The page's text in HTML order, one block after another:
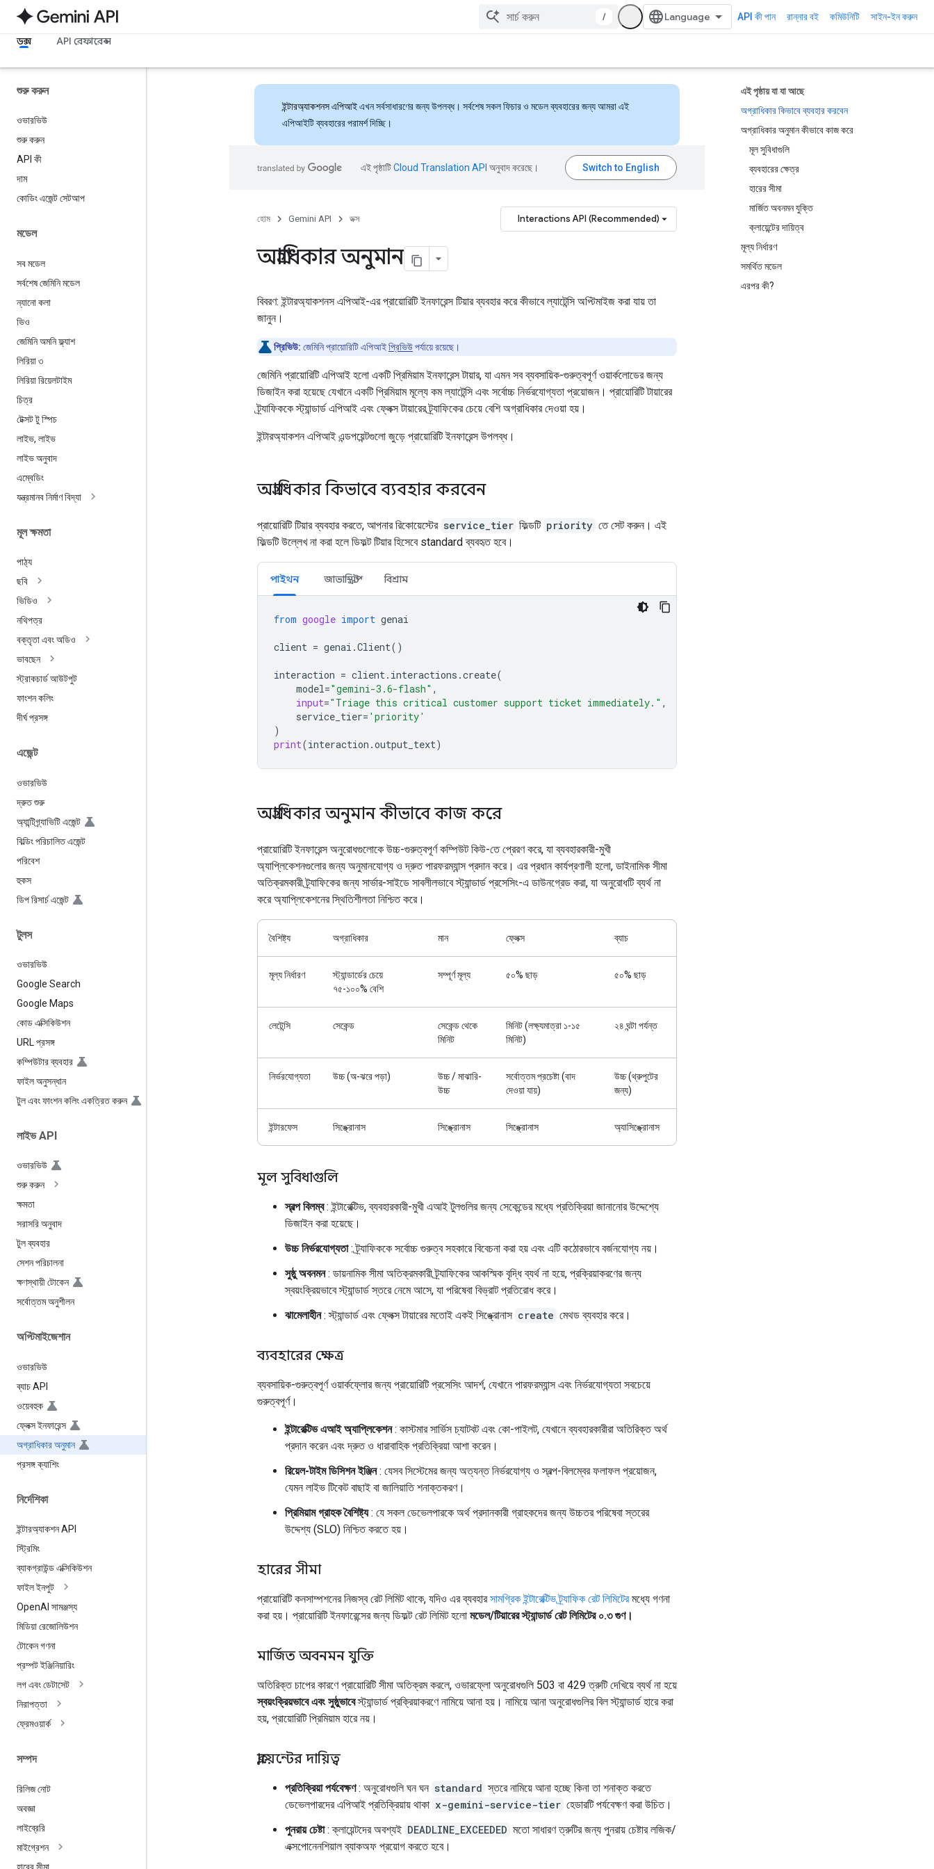
/ API কী পান রান্নার বই কমিউনিটি সাইন-ইন করুন
ডক্স API রেফারেন্স
শুরু করুন
ওভারভিউ
শুরু করুন
API কী
দাম
কোডিং এজেন্ট সেটআপ
মডেল
সব মডেল
সর্বশেষ জেমিনি মডেল
ন্যানো কলা
ভিও
জেমিনি অমনি ফ্ল্যাশ
লিরিয়া ৩
লিরিয়া রিয়েলটাইম
চিত্র
টেক্সট টু স্পিচ
লাইভ, লাইভ
লাইভ অনুবাদ
এম্বেডিং
যন্ত্রমানব নির্মাণ বিদ্যা
মূল ক্ষমতা
পাঠ্য
ছবি
ভিডিও
নথিপত্র
বক্তৃতা এবং অডিও
ভাবছেন
স্ট্রাকচার্ড আউটপুট
ফাংশন কলিং
দীর্ঘ প্রসঙ্গ
এজেন্ট
ওভারভিউ
দ্রুত শুরু
অ্যান্টিগ্র্যাভিটি এজেন্ট
বিল্ডিং পরিচালিত এজেন্ট
পরিবেশ
হুকস
ডিপ রিসার্চ এজেন্ট
টুলস
ওভারভিউ
Google Search
Google Maps
কোড এক্সিকিউশন
URL প্রসঙ্গ
কম্পিউটার ব্যবহার
ফাইল অনুসন্ধান
টুল এবং ফাংশন কলিং একত্রিত করুন
লাইভ API
ওভারভিউ
শুরু করুন
ক্ষমতা
সরাসরি অনুবাদ
টুল ব্যবহার
সেশন পরিচালনা
ক্ষণস্থায়ী টোকেন
সর্বোত্তম অনুশীলন
অপ্টিমাইজেশান
ওভারভিউ
ব্যাচ API
ওয়েবহুক
ফ্লেক্স ইনফারেন্স
অগ্রাধিকার অনুমান
প্রসঙ্গ ক্যাশিং
নির্দেশিকা
ইন্টারঅ্যাকশন API
স্ট্রিমিং
ব্যাকগ্রাউন্ড এক্সিকিউশন
ফাইল ইনপুট
OpenAI সামঞ্জস্য
মিডিয়া রেজোলিউশন
টোকেন গণনা
প্রম্পট ইঞ্জিনিয়ারিং
লগ এবং ডেটাসেট
নিরাপত্তা
ফ্রেমওয়ার্ক
সম্পদ
রিলিজ নোট
অবজ্ঞা
লাইব্রেরি
মাইগ্রেশন
হারের সীমা
এই পৃষ্ঠায় যা যা আছে
অগ্রাধিকার কিভাবে ব্যবহার করবেন
অগ্রাধিকার অনুমান কীভাবে কাজ করে
মূল সুবিধাগুলি
ব্যবহারের ক্ষেত্র
হারের সীমা
মার্জিত অবনমন যুক্তি
ক্লায়েন্টের দায়িত্ব
মূল্য নির্ধারণ
সমর্থিত মডেল
এরপর কী?
ইন্টারঅ্যাকশনস এপিআইএখন সর্বসাধারণের জন্য উপলব্ধ। সর্বশেষ সকল ফিচার ও মডেল ব্যবহারের জন্য আমরা এই
এপিআইটি ব্যবহারের পরামর্শ দিচ্ছি।
এই পৃষ্ঠাটিCloud Translation API অনুবাদ করেছে।
হোম Gemini API ডক্স Interactions API (Recommended)
অগ্রাধিকার অনুমান
বিবরণ: ইন্টারঅ্যাকশনস এপিআই-এর প্রায়োরিটি ইনফারেন্স টিয়ার ব্যবহার করে কীভাবে ল্যাটেন্সি অপ্টিমাইজ করা যায় তা
জানুন।
প্রিভিউ: জেমিনি প্রায়োরিটি এপিআইপ্রিভিউপর্যায়ে রয়েছে।
জেমিনি প্রায়োরিটি এপিআই হলো একটি প্রিমিয়াম ইনফারেন্স টায়ার, যা এমন সব ব্যবসায়িক-গুরুত্বপূর্ণ ওয়ার্কলোডের জন্য
ডিজাইন করা হয়েছে যেখানে একটি প্রিমিয়াম মূল্যে কম ল্যাটেন্সি এবং সর্বোচ্চ নির্ভরযোগ্যতা প্রয়োজন। প্রায়োরিটি টায়ারের
ট্র্যাফিককে স্ট্যান্ডার্ড এপিআই এবং ফ্লেক্স টায়ারের ট্র্যাফিকের চেয়ে বেশি অগ্রাধিকার দেওয়া হয়।
ইন্টারঅ্যাকশন এপিআই এন্ডপয়েন্টগুলো জুড়ে প্রায়োরিটি ইনফারেন্স উপলব্ধ।
অগ্রাধিকার কিভাবে ব্যবহার করবেন
প্রায়োরিটি টিয়ার ব্যবহার করতে, আপনার রিকোয়েস্টের service_tier ফিল্ডটি priority তে সেট করুন। এই
ফিল্ডটি উল্লেখ না করা হলে ডিফল্ট টিয়ার হিসেবে standard ব্যবহৃত হবে।
পাইথন জাভাস্ক্রিপ্ট বিশ্রাম
from google import genai
client = genai .Client()
interaction = client. interactions .create(
model="gemini-3.6-flash" ,
input="Triage this critical customer support ticket immediately." ,
service_tier= 'priority'
)
print(interaction .output_text)
অগ্রাধিকার অনুমান কীভাবে কাজ করে
প্রায়োরিটি ইনফারেন্স অনুরোধগুলোকে উচ্চ-গুরুত্বপূর্ণ কম্পিউট কিউ-তে প্রেরণ করে, যা ব্যবহারকারী-মুখী
অ্যাপ্লিকেশনগুলোর জন্য অনুমানযোগ্য ও দ্রুত পারফরম্যান্স প্রদান করে। এর প্রধান কার্যপ্রণালী হলো, ডাইনামিক সীমা
অতিক্রমকারী ট্র্যাফিকের জন্য সার্ভার-সাইডে সাবলীলভাবে স্ট্যান্ডার্ড প্রসেসিং-এ ডাউনগ্রেড করা, যা অনুরোধটি ব্যর্থ না
করে অ্যাপ্লিকেশনের স্থিতিশীলতা নিশ্চিত করে।
বৈশিষ্ট্য অগ্রাধিকার মান ফ্লেক্স ব্যাচ
মূল্য নির্ধারণ
স্ট্যান্ডার্ডের চেয়ে
৭৫-১০০% বেশি
সম্পূর্ণ মূল্য ৫০% ছাড় ৫০% ছাড়
লেটেন্সি সেকেন্ড
সেকেন্ড থেকে
মিনিট
মিনিট (লক্ষ্যমাত্রা ১-১৫
মিনিট)
২৪ ঘন্টা পর্যন্ত
নির্ভরযোগ্যতা উচ্চ (অ-ঝরে পড়া)
উচ্চ / মাঝারি-
উচ্চ
সর্বোত্তম প্রচেষ্টা (বাদ
দেওয়া যায়)
উচ্চ (থ্রুপুটের
জন্য)
ইন্টারফেস সিঙ্ক্রোনাস সিঙ্ক্রোনাস সিঙ্ক্রোনাস অ্যাসিঙ্ক্রোনাস
মূল সুবিধাগুলি
স্বল্প বিলম্ব: ইন্টারেক্টিভ, ব্যবহারকারী-মুখী এআই টুলগুলির জন্য সেকেন্ডের মধ্যে প্রতিক্রিয়া জানানোর উদ্দেশ্যে
ডিজাইন করা হয়েছে।
উচ্চ নির্ভরযোগ্যতা: ট্র্যাফিককে সর্বোচ্চ গুরুত্ব সহকারে বিবেচনা করা হয় এবং এটি কঠোরভাবে বর্জনযোগ্য নয়।
সুষ্ঠু অবনমন: ডায়নামিক সীমা অতিক্রমকারী ট্র্যাফিকের আকস্মিক বৃদ্ধি ব্যর্থ না হয়ে, প্রক্রিয়াকরণের জন্য
স্বয়ংক্রিয়ভাবে স্ট্যান্ডার্ড স্তরে নেমে আসে, যা পরিষেবা বিভ্রাট প্রতিরোধ করে।
ঝামেলাহীন: স্ট্যান্ডার্ড এবং ফ্লেক্স টায়ারের মতোই একই সিঙ্ক্রোনাস create মেথড ব্যবহার করে।
ব্যবহারের ক্ষেত্র
ব্যবসায়িক-গুরুত্বপূর্ণ ওয়ার্কফ্লোর জন্য প্রায়োরিটি প্রসেসিং আদর্শ, যেখানে পারফরম্যান্স এবং নির্ভরযোগ্যতা সবচেয়ে
গুরুত্বপূর্ণ।
ইন্টারেক্টিভ এআই অ্যাপ্লিকেশন: কাস্টমার সার্ভিস চ্যাটবট এবং কো-পাইলট, যেখানে ব্যবহারকারীরা অতিরিক্ত অর্থ
প্রদান করেন এবং দ্রুত ও ধারাবাহিক প্রতিক্রিয়া আশা করেন।
রিয়েল-টাইম ডিসিশন ইঞ্জিন: যেসব সিস্টেমের জন্য অত্যন্ত নির্ভরযোগ্য ও স্বল্প-বিলম্বের ফলাফল প্রয়োজন,
যেমন লাইভ টিকেট বাছাই বা জালিয়াতি শনাক্তকরণ।
প্রিমিয়াম গ্রাহক বৈশিষ্ট্য: যে সকল ডেভেলপারকে অর্থ প্রদানকারী গ্রাহকদের জন্য উচ্চতর পরিষেবা স্তরের
উদ্দেশ্য (SLO) নিশ্চিত করতে হয়।
হারের সীমা
প্রায়োরিটি কনসাম্পশনের নিজস্ব রেট লিমিট থাকে, যদিও এর ব্যবহারসামগ্রিক ইন্টারেক্টিভ ট্র্যাফিক রেট লিমিটেরমধ্যে গণনা
করা হয়। প্রায়োরিটি ইনফারেন্সের জন্য ডিফল্ট রেট লিমিট হলো মডেল/টিয়ারের স্ট্যান্ডার্ড রেট লিমিটের ০.৩ গুণ।
মার্জিত অবনমন যুক্তি
অতিরিক্ত চাপের কারণে প্রায়োরিটি সীমা অতিক্রম করলে, ওভারফ্লো অনুরোধগুলি 503 বা 429 ত্রুটি দেখিয়ে ব্যর্থ না হয়ে
স্বয়ংক্রিয়ভাবে এবং সুষ্ঠুভাবেস্ট্যান্ডার্ড প্রক্রিয়াকরণে নামিয়ে আনা হয়। নামিয়ে আনা অনুরোধগুলির বিল স্ট্যান্ডার্ড হারে করা
হয়, প্রায়োরিটি প্রিমিয়াম হারে নয়।
ক্লায়েন্টের দায়িত্ব
প্রতিক্রিয়া পর্যবেক্ষণ: অনুরোধগুলি ঘন ঘন standard স্তরে নামিয়ে আনা হচ্ছে কিনা তা শনাক্ত করতে
ডেভেলপারদের এপিআই প্রতিক্রিয়ায় থাকা x-gemini-service-tier হেডারটি পর্যবেক্ষণ করা উচিত।
পুনরায় চেষ্টা: ক্লায়েন্টদের অবশ্যই DEADLINE_EXCEEDED মতো সাধারণ ত্রুটির জন্য পুনরায় চেষ্টার লজিক/
এক্সপোনেনশিয়াল ব্যাকঅফ প্রয়োগ করতে হবে।